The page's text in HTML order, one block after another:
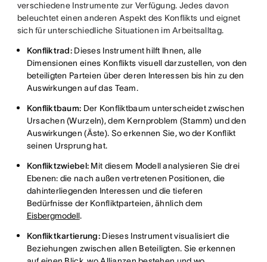
verschiedene Instrumente zur Verfügung. Jedes davon
beleuchtet einen anderen Aspekt des Konflikts und eignet
sich für unterschiedliche Situationen im Arbeitsalltag.
Konfliktrad: Dieses Instrument hilft Ihnen, alle
Dimensionen eines Konflikts visuell darzustellen, von den
beteiligten Parteien über deren Interessen bis hin zu den
Auswirkungen auf das Team.
Konfliktbaum: Der Konfliktbaum unterscheidet zwischen
Ursachen (Wurzeln), dem Kernproblem (Stamm) und den
Auswirkungen (Äste). So erkennen Sie, wo der Konflikt
seinen Ursprung hat.
Konfliktzwiebel: Mit diesem Modell analysieren Sie drei
Ebenen: die nach außen vertretenen Positionen, die
dahinterliegenden Interessen und die tieferen
Bedürfnisse der Konfliktparteien, ähnlich dem
Eisbergmodell.
Konfliktkartierung: Dieses Instrument visualisiert die
Beziehungen zwischen allen Beteiligten. Sie erkennen